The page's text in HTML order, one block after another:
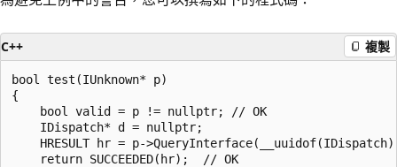
C++ 複製
bool test(IUnknown* p)
{
    bool valid = p != nullptr; // OK
    IDispatch* d = nullptr;
HRESULT hr = p-
    return SUCCEEDED(hr);  // OK